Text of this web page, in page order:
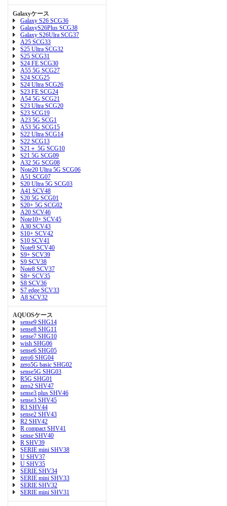
Galaxyケース
Galaxy S26 SCG36
GalaxyS26Plus SCG38
Galaxy S26Ulra SCG37
A25 SCG33
S25 Ultra SCG32
S25 SCG31
S24 FE SCG30
A55 5G SCG27
S24 SCG25
S24 Ultra SCG26
S23 FE SCG24
A54 5G SCG21
S23 Ultra SCG20
S23 SCG19
A23 5G SCG1
A53 5G SCG15
S22 Ultra SCG14
S22 SCG13
S21＋ 5G SCG10
S21 5G SCG09
A32 5G SCG08
Note20 Ultra 5G SCG06
A51 SCG07
S20 Ultra 5G SCG03
A41 SCV48
S20 5G SCG01
S20+ 5G SCG02
A20 SCV46
Note10+ SCV45
A30 SCV43
S10+ SCV42
S10 SCV41
Note9 SCV40
S9+ SCV39
S9 SCV38
Note8 SCV37
S8+ SCV35
S8 SCV36
S7 edge SCV33
A8 SCV32
AQUOSケース
sense9 SHG14
sense8 SHG11
sense7 SHG10
wish SHG06
sense6 SHG05
zero6 SHG04
zero5G basic SHG02
sense5G SHG03
R5G SHG01
zero2 SHV47
sense3 plus SHV46
sense3 SHV45
R3 SHV44
sense2 SHV43
R2 SHV42
R compact SHV41
sense SHV40
R SHV39
SERIE mini SHV38
U SHV37
U SHV35
SERIE SHV34
SERIE mini SHV33
SERIE SHV32
SERIE mini SHV31